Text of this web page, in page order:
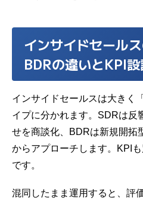
インサイドセール
BDRの違いとKPI
インサイドセールスは大きく
イプに分かれます。SDRは反
せを商談化、BDRは新規開拓
からアプローチします。KPI
です。
混同したまま運用すると、評